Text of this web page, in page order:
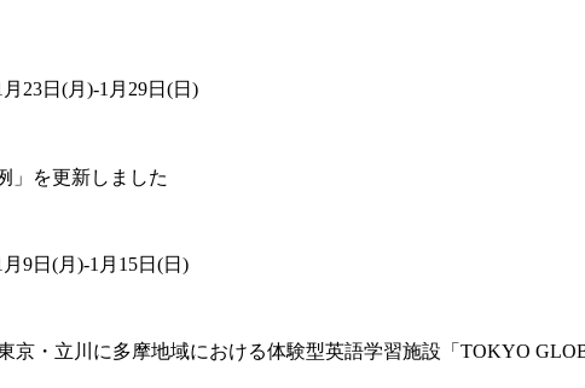
23日(月)-1月29日(日)
」を更新しました
9日(月)-1月15日(日)
立川に多摩地域における体験型英語学習施設「TOKYO GLOBAL GATEWAY